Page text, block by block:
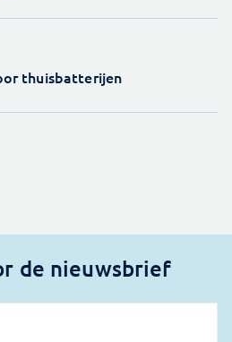
thuisbatterijen
de nieuwsbrief